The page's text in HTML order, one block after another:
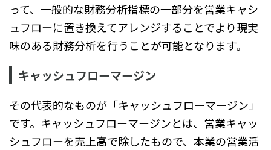
って、一般的な財務分析指標の一部分を営業キャシ
ュフローに置き換えてアレンジすることでより現実
味のある財務分析を行うことが可能となります。
キャッシュフローマージン
その代表的なものが「キャッシュフローマージン」
です。キャッシュフローマージンとは、営業キャッ
シュフローを売上高で除したもので、本業の営業活